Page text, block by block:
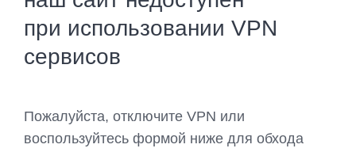
при использовании VPN
сервисов
Пожалуйста, отключите VPN или
воспользуйтесь формой ниже для обхода